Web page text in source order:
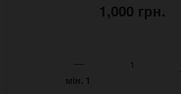
1,000 грн.
мін. 1